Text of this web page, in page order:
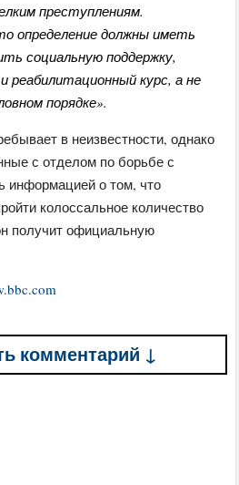
преступлениям.
определение должны иметь
социальную поддержку,
реабилитационный курс, а не
порядке».
в неизвестности, однако
с отделом по борьбе с
информацией о том, что
колоссальное количество
получит официальную
комментарий ↓